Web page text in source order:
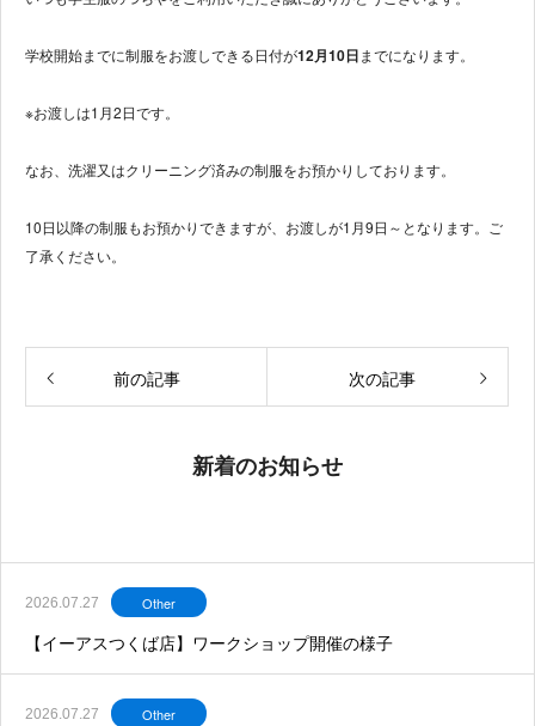
学校開始までに制服をお渡しできる日付が12月10日までになります。
※お渡しは1月2日です。
なお、洗濯又はクリーニング済みの制服をお預かりしております。
10日以降の制服もお預かりできますが、お渡しが1月9日～となります。ご
了承ください。
前の記事 次の記事
新着のお知らせ
2026.07.27 Other
【イーアスつくば店】ワークショップ開催の様子
2026.07.27 Other